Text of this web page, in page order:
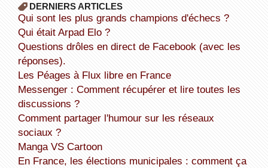
DERNIERS ARTICLES
Qui sont les plus grands champions d'échecs ?
Qui était Arpad Elo ?
Questions drôles en direct de Facebook (avec les
réponses).
Les Péages à Flux libre en France
Messenger : Comment récupérer et lire toutes les
discussions ?
Comment partager l'humour sur les réseaux
sociaux ?
Manga VS Cartoon
En France, les élections municipales : comment ça